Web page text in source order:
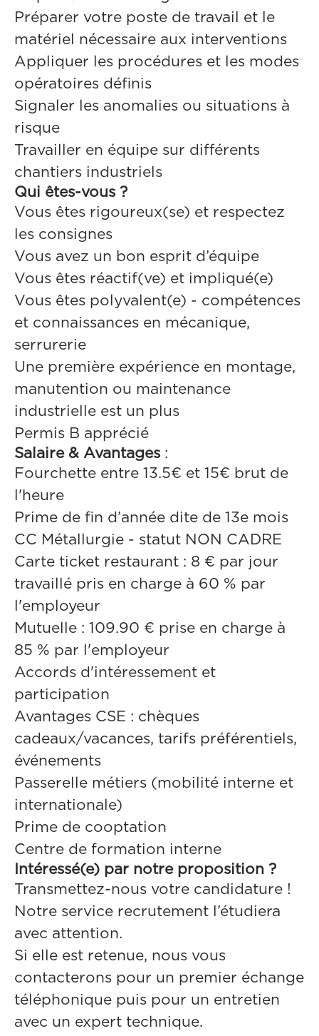
Préparer votre poste de travail et le
matériel nécessaire aux interventions
Appliquer les procédures et les modes
opératoires définis
Signaler les anomalies ou situations à
risque
Travailler en équipe sur différents
chantiers industriels
Qui êtes-vous ?
Vous êtes rigoureux(se) et respectez
les consignes
Vous avez un bon esprit d’équipe
Vous êtes réactif(ve) et impliqué(e)
Vous êtes polyvalent(e) - compétences
et connaissances en mécanique,
serrurerie
Une première expérience en montage,
manutention ou maintenance
industrielle est un plus
Permis B apprécié
Salaire & Avantages :
Fourchette entre 13.5€ et 15€ brut de
l'heure
Prime de fin d’année dite de 13e mois
CC Métallurgie - statut NON CADRE
Carte ticket restaurant : 8 € par jour
travaillé pris en charge à 60 % par
l'employeur
Mutuelle : 109.90 € prise en charge à
85 % par l'employeur
Accords d'intéressement et
participation
Avantages CSE : chèques
cadeaux/vacances, tarifs préférentiels,
événements
Passerelle métiers (mobilité interne et
internationale)
Prime de cooptation
Centre de formation interne
Intéressé(e) par notre proposition ?
Transmettez-nous votre candidature !
Notre service recrutement l’étudiera
avec attention.
Si elle est retenue, nous vous
contacterons pour un premier échange
téléphonique puis pour un entretien
avec un expert technique.